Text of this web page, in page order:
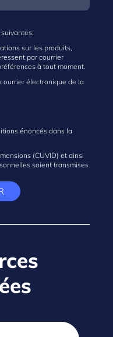
sur les produits,
par courrier
à tout moment.
électronique de la
énoncés dans la
(CUVID) et ainsi
soient transmises